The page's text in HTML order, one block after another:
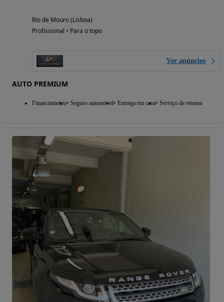
Rio de Mouro (Lisboa)
Profissional • Para o topo
Ver anúncios
AUTO PREMIUM
Financiamento Seguro automóvel Entrega em casa Serviço de retoma